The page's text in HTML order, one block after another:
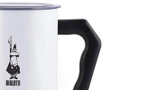
TOEVOEGEN AAN